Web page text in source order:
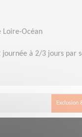
Loire-Océan
journée à 2/3 jours par
Exclusion